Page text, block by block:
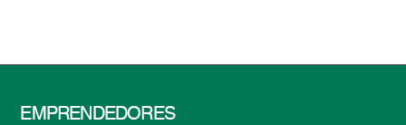
EMPRENDEDORES